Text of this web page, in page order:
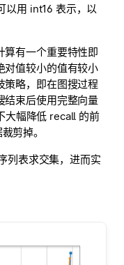
以用 int16 表示，以
算有一个重要特性即
对值较小的值有较小
策略，即在图搜过程
结束后使用完整向量
大幅降低 recall 的前
剪掉。
列表求交集，进而实